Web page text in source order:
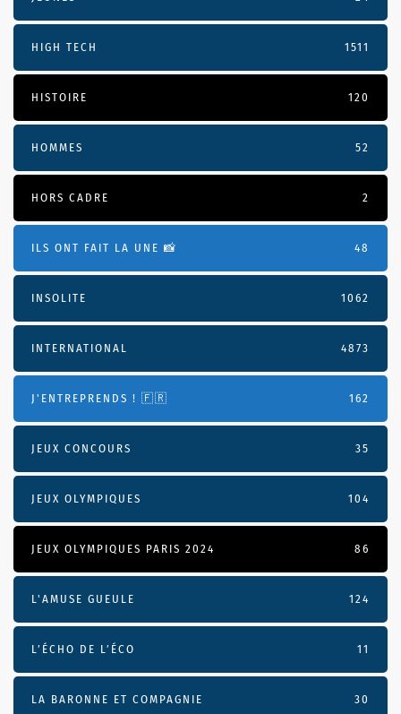
HIGH TECH 1511
HISTOIRE 120
HOMMES 52
HORS CADRE 2
ILS ONT FAIT LA UNE 📸 48
INSOLITE 1062
INTERNATIONAL 4873
J'ENTREPRENDS ! 🇫🇷 162
JEUX CONCOURS 35
JEUX OLYMPIQUES 104
JEUX OLYMPIQUES PARIS 2024 86
L'AMUSE GUEULE 124
L’ÉCHO DE L’ÉCO 11
LA BARONNE ET COMPAGNIE 30